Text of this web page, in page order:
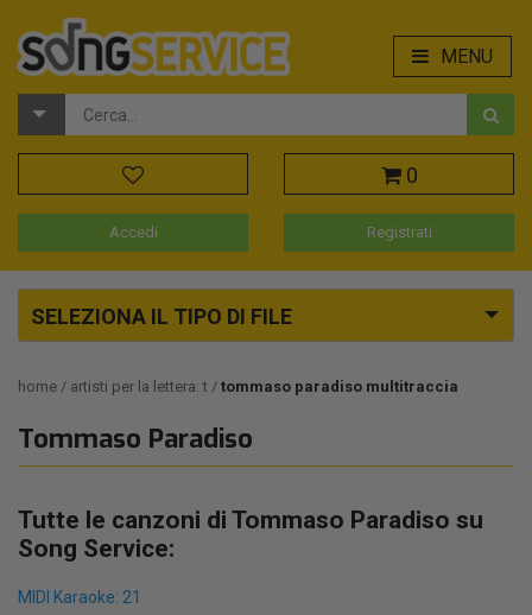
MENU
0
Accedi Registrati
SELEZIONA IL TIPO DI FILE
home artisti per la lettera: t tommaso paradiso multitraccia
Tommaso Paradiso
Tutte le canzoni di Tommaso Paradiso su
Song Service:
MIDI Karaoke: 21